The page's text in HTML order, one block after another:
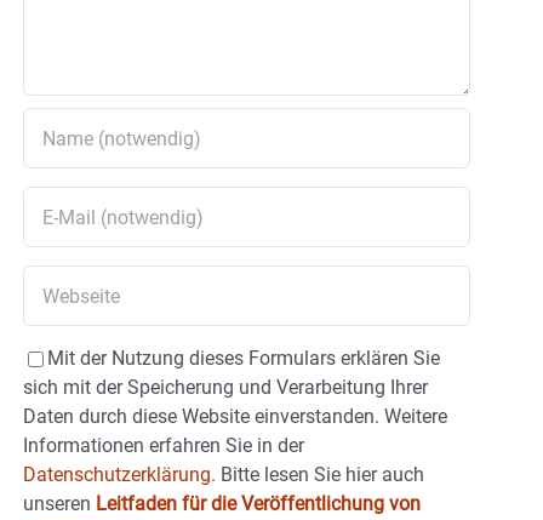
Mit der Nutzung dieses Formulars erklären Sie
sich mit der Speicherung und Verarbeitung Ihrer
Daten durch diese Website einverstanden. Weitere
Informationen erfahren Sie in der
Datenschutzerklärung. Bitte lesen Sie hier auch
unseren Leitfaden für die Veröffentlichung von